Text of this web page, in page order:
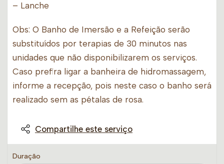
– Lanche
Obs: O Banho de Imersão e a Refeição serão
substituídos por terapias de 30 minutos nas
unidades que não disponibilizarem os serviços.
Caso prefira ligar a banheira de hidromassagem,
informe a recepção, pois neste caso o banho será
realizado sem as pétalas de rosa.
Compartilhe este serviço
Duração